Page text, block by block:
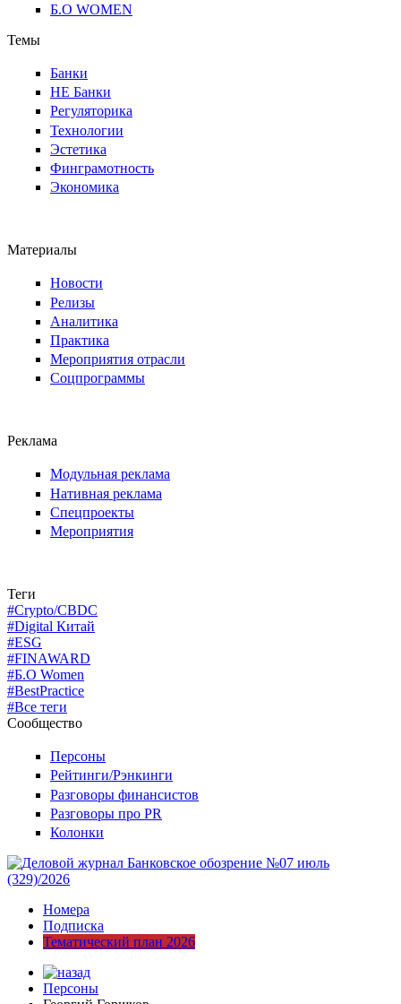
Б.О WOMEN
Темы
Банки
НЕ Банки
Регуляторика
Технологии
Эстетика
Финграмотность
Экономика
Материалы
Новости
Релизы
Аналитика
Практика
Мероприятия отрасли
Соцпрограммы
Реклама
Модульная реклама
Нативная реклама
Спецпроекты
Мероприятия
Теги
#Crypto/CBDC
#Digital Китай
#ESG
#FINAWARD
#Б.О Women
#BestPractice
#Все теги
Сообщество
Персоны
Рейтинги/Рэнкинги
Разговоры финансистов
Разговоры про PR
Колонки
Номера
Подписка
Тематический план 2026
Персоны